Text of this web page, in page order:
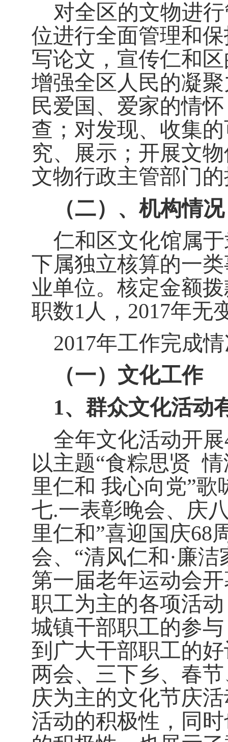
对全区的文物进
位进行全面管理和
写论文，宣传仁和
增强全区人民的凝
民爱国、爱家的情
查；对发现、收集
究、展示；开展文
文物行政主管部门
（二）、机构情
仁和区文化馆属
下属独立核算的一
业单位。核定金额
职数1 人， 2017年无
2017年工作完成
（一）文化工作
1、群众文化活动
全年文化活动开展
以主题“食粽思贤 情
里仁和 我心向党”歌
七.一表彰晚会、庆
里仁和”喜迎国庆68
会、“清风仁和·廉
第一届老年运动会
职工为主的各项活
城镇干部职工的参
到广大干部职工的
两会、三下乡、春
庆为主的文化节庆
活动的积极性，同